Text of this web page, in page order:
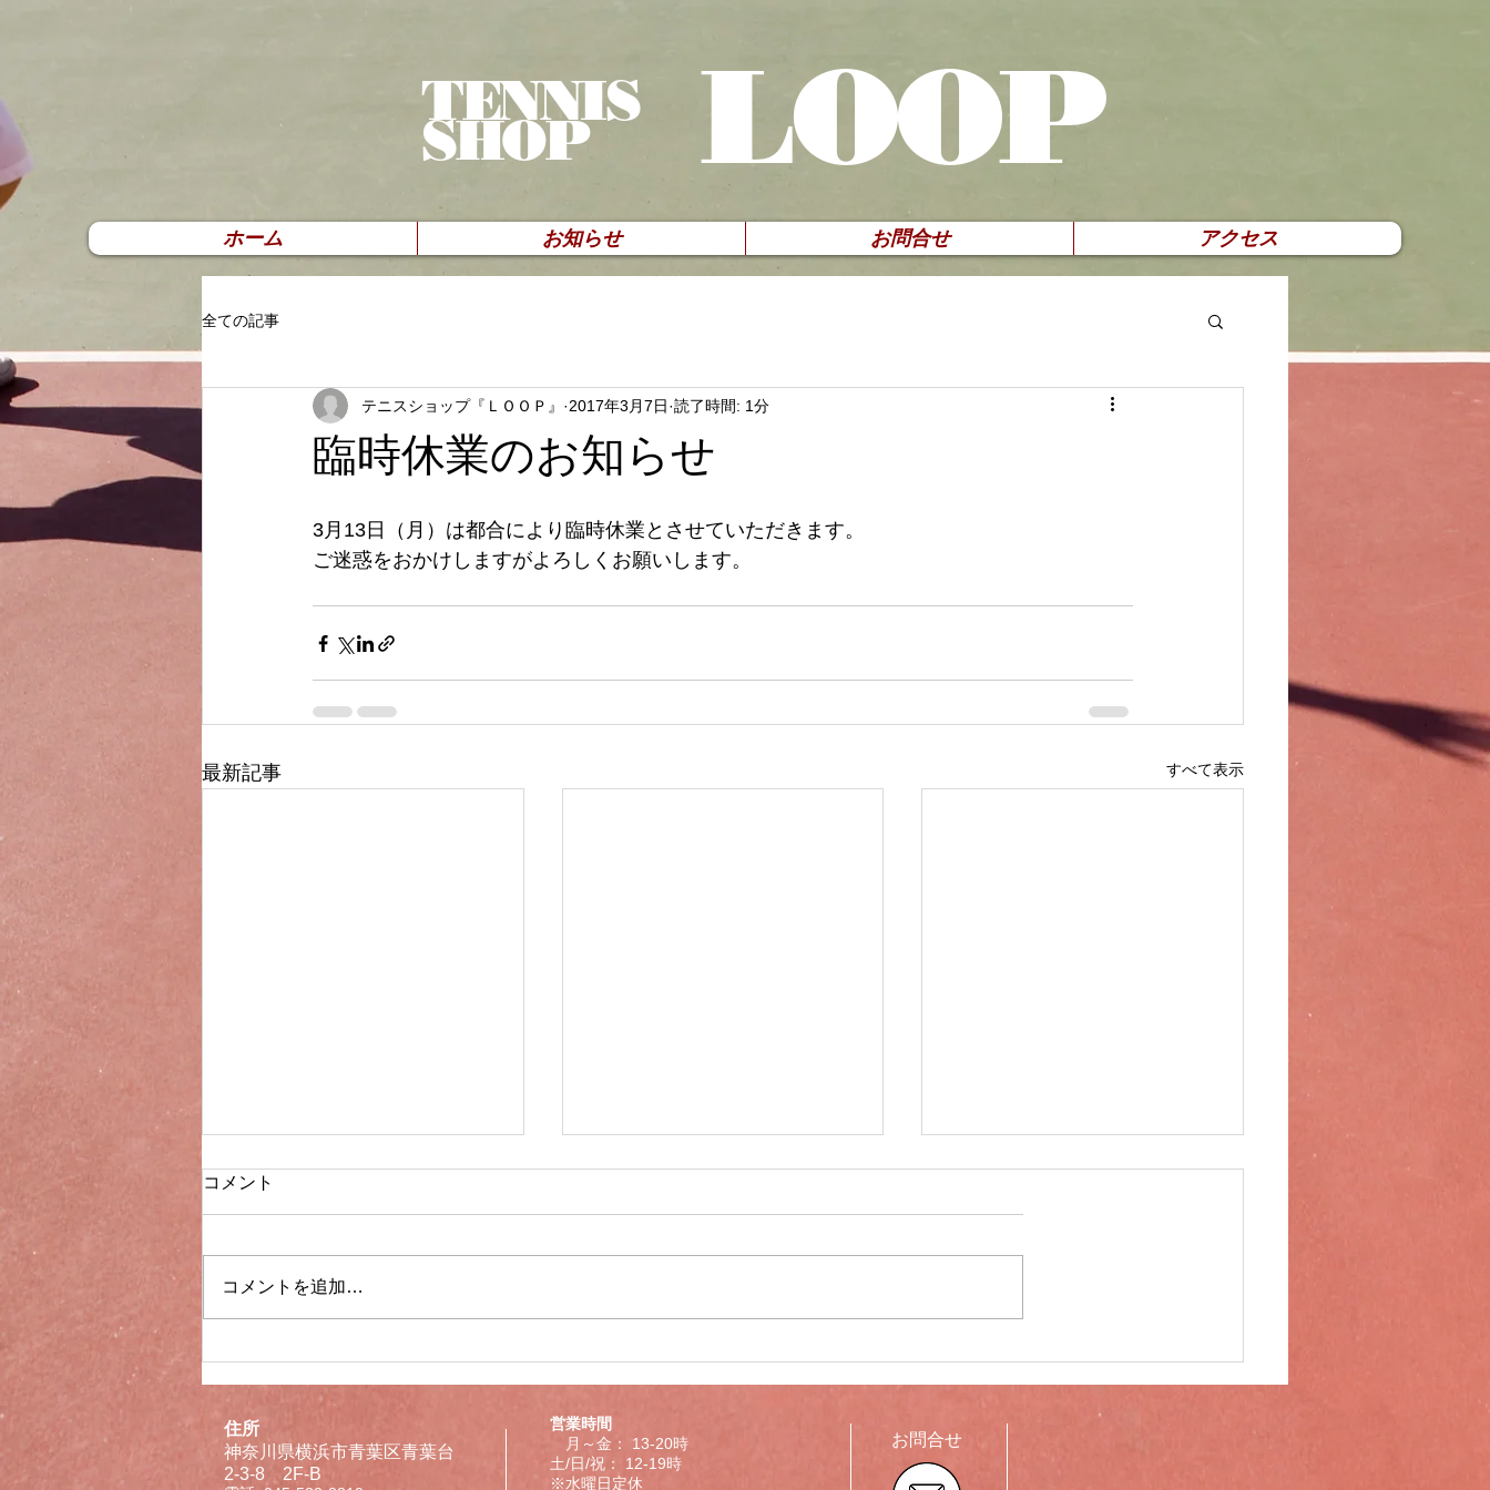
TENNIS
SHOP LOOP
ホーム お知らせ お問合せ アクセス
全ての記事
臨時休業のお知らせ
テニスショップ『ＬＯＯＰ』 2017年3月7日 読了時間: 1分
3月13日（月）は都合により臨時休業とさせていただきます。
ご迷惑をおかけしますがよろしくお願いします。
最新記事 すべて表示
臨時休業のお知らせ
下記日時、出張のため臨時休業い
おかけいたしますがよろしくお願
いいたします。
年末年始営業のお知らせ
下記期間、臨時休業並びに営業時
～2026/1/3（土） 臨時休業
す。 ストリングス張替え等のご
依頼は可能な限りお引き受けいた
しますので HP『 お問合せ 』よ
臨時休業のお知らせ
出張のため、下記期間は臨時休業
けいたしますがご理解の程よろし
コメント
コメントを追加…
住所
神奈川県横浜市青葉区青葉台
2-3-8 2F-B
営業時間
月～金： 13-20時
土/日/祝： 12-19時
※水曜日定休
お問合せ